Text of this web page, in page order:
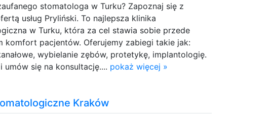
stomatologa w Turku? Zapoznaj się z
usług Pryliński. To najlepsza klinika
w Turku, która za cel stawia sobie przede
komfort pacjentów. Oferujemy zabiegi takie jak:
wybielanie zębów, protetykę, implantologię.
umów się na konsultację.... pokaż więcej »
Kraków